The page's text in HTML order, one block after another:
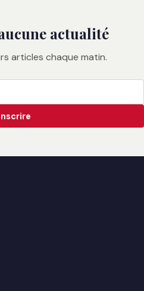
actualité
articles chaque matin.